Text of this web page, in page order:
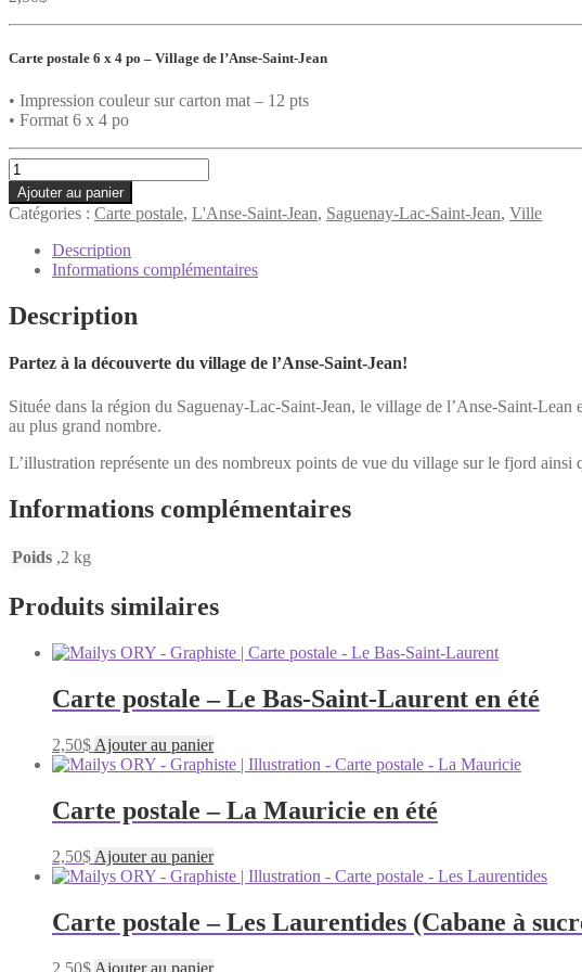
Carte postale 6 x 4 po – Village de l’Anse-Saint-Jean
• Impression couleur sur carton mat – 12 pts
• Format 6 x 4 po
quantité
de
Carte
postale
L'Anse-
Jean
Ajouter au panier
Catégories : Carte postale, L'Anse-Saint-Jean, Saguenay-Lac-Saint-Jean, Ville
Description
Informations complémentaires
Description
Partez à la découverte du village de l’Anse-Saint-Jean!
Située dans la région du Saguenay-Lac-Saint-Jean, le village de l’Anse-Saint-
au plus grand nombre.
L’illustration représente un des nombreux points de vue du village sur le fjord ainsi
Informations complémentaires
Poids ,2 kg
Produits similaires
Carte postale – Le Bas-Saint-Laurent en été
2,50$ Ajouter au panier
Carte postale – La Mauricie en été
2,50$ Ajouter au panier
Carte postale – Les Laurentides (Cabane à
2,50$ Ajouter au panier